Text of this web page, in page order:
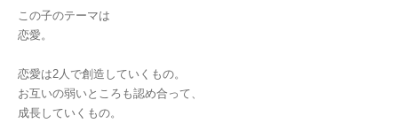
この子のテーマは
恋愛。
恋愛は2人で創造していくもの。
お互いの弱いところも認め合って、
成長していくもの。